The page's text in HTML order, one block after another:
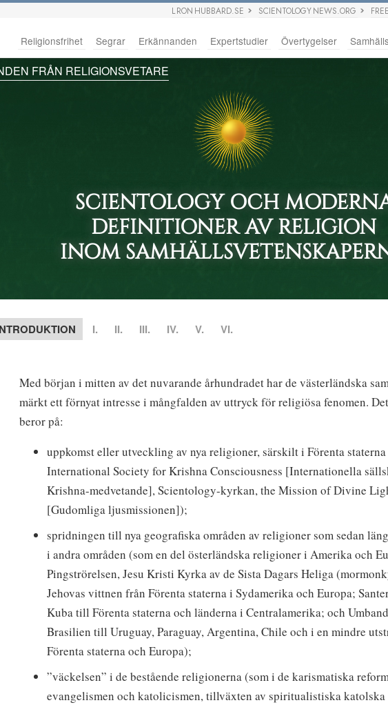
L RON HUBBARD.SE SCIENTOLOGY NEWS.ORG
Religionsfrihet Segrar Erkännanden Expertstudier Övertygelser
FRÅN RELIGIONSVETARE
SCIENTOLOGY OCH
DEFINITIONER AV RELIGION
INOM
I. II. III. IV. V. VI.
Med början i mitten av det nuvarande århundradet har de västerländska
märkt ett förnyat intresse i mångfalden av uttryck för religiösa fenomen.
beror på:
uppkomst eller utveckling av nya religioner, särskilt i Förenta staterna
International Society for Krishna Consciousness [Internationella
Krishna-medvetande], Scientology-kyrkan, the Mission of Divine
[Gudomliga ljusmissionen]);
spridningen till nya geografiska områden av religioner som sedan
i andra områden (som en del österländska religioner i Amerika och
Pingströrelsen, Jesu Kristi Kyrka av de Sista Dagars Heliga
Jehovas vittnen från Förenta staterna i Sydamerika och Europa;
Kuba till Förenta staterna och länderna i Centralamerika; och
Brasilien till Uruguay, Paraguay, Argentina, Chile och i en mindre
Förenta staterna och Europa);
”väckelsen” i de bestående religionerna (som i de karismatiska
evangelismen och katolicismen, tillväxten av spiritualistiska